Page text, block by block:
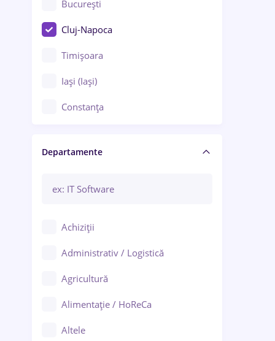
București
Cluj-Napoca
Timișoara
Iași (Iași)
Constanța
Brașov
Bacău
Galați (Galați)
Ploiești
Departamente
Achiziții
Administrativ / Logistică
Agricultură
Alimentație / HoReCa
Altele